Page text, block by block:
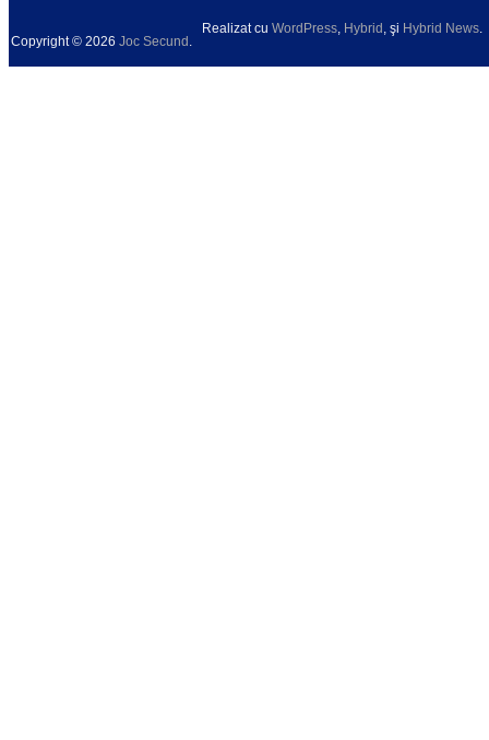
Copyright © 2026 Joc Secund .
Realizat cu WordPress, Hybrid , şi Hybrid News.